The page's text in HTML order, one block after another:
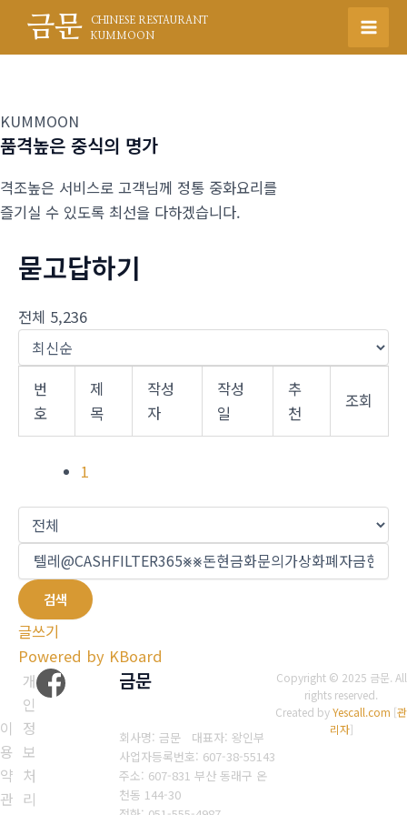
츠
너
뛰
기
금문
CHINESE RESTAURANT
KUMMOON
Main
KUMMOON
품격높은 중식의 명가
격조높은 서비스로 고객님께 정통 중화요리를
즐기실 수 있도록 최선을 다하겠습니다.
묻고답하기
전체 5,236
번
호
제
목
작성
자
작성
일
추
천
조회
1
검색
글쓰기
Powered by KBoard
이
용
약
관
개
인
정
보
처
리
금문
회사명: 금문 대표자: 왕인부
사업자등록번호: 607-38-55143
주소: 607-831 부산 동래구 온
천동 144-30
Copyright © 2025 금문. All
rights reserved.
Created byYescall.com [관
리자]